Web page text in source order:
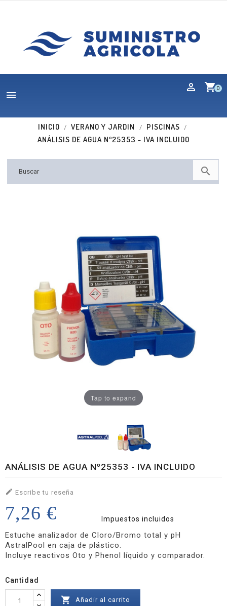
shopping_cart0

INICIO VERANO Y JARDIN
PISCINAS
ANÁLISIS DE AGUA Nº25353 - IVA INCLUIDO

Tap to expand
ANÁLISIS DE AGUA Nº25353 - IVA INCLUIDO
 Escribe tu reseña
7,26 € Impuestos incluidos
Estuche analizador de Cloro/Bromo total y pH
AstralPool en caja de plástico.
Incluye reactivos Oto y Phenol líquido y comparador.
Cantidad
 Añadir al carrito